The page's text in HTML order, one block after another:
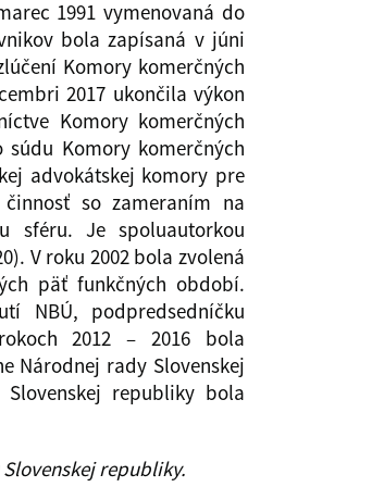
1991 vymenovaná do
bola zapísaná v júni
Komory komerčných
2017 ukončila výkon
Komory komerčných
Komory komerčných
advokátskej komory pre
so zameraním na
sféru. Je spoluautorkou
V roku 2002 bola zvolená
päť funkčných období.
NBÚ, podpredsedníčku
2012 – 2016 bola
Národnej rady Slovenskej
republiky bola
republiky.